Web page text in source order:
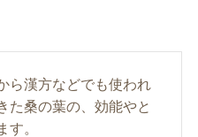
ら漢方などでも使われ
た桑の葉の、効能やと
す。